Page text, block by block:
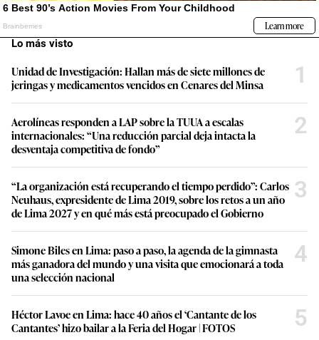
Lo más visto
Unidad de Investigación: Hallan más de siete millones de
jeringas y medicamentos vencidos en Cenares del Minsa
1
Aerolíneas responden a LAP sobre la TUUA a escalas
internacionales: “Una reducción parcial deja intacta la
desventaja competitiva de fondo”
2
“La organización está recuperando el tiempo perdido”: Carlos
Neuhaus, expresidente de Lima 2019, sobre los retos a un año
de Lima 2027 y en qué más está preocupado el Gobierno
3
Simone Biles en Lima: paso a paso, la agenda de la gimnasta
más ganadora del mundo y una visita que emocionará a toda
una selección nacional
4
Héctor Lavoe en Lima: hace 40 años el ‘Cantante de los
Cantantes’ hizo bailar a la Feria del Hogar | FOTOS
5